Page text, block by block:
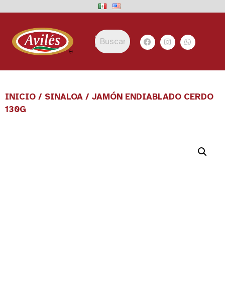
INICIO / SINALOA / JAMÓN ENDIABLADO CERDO
130G